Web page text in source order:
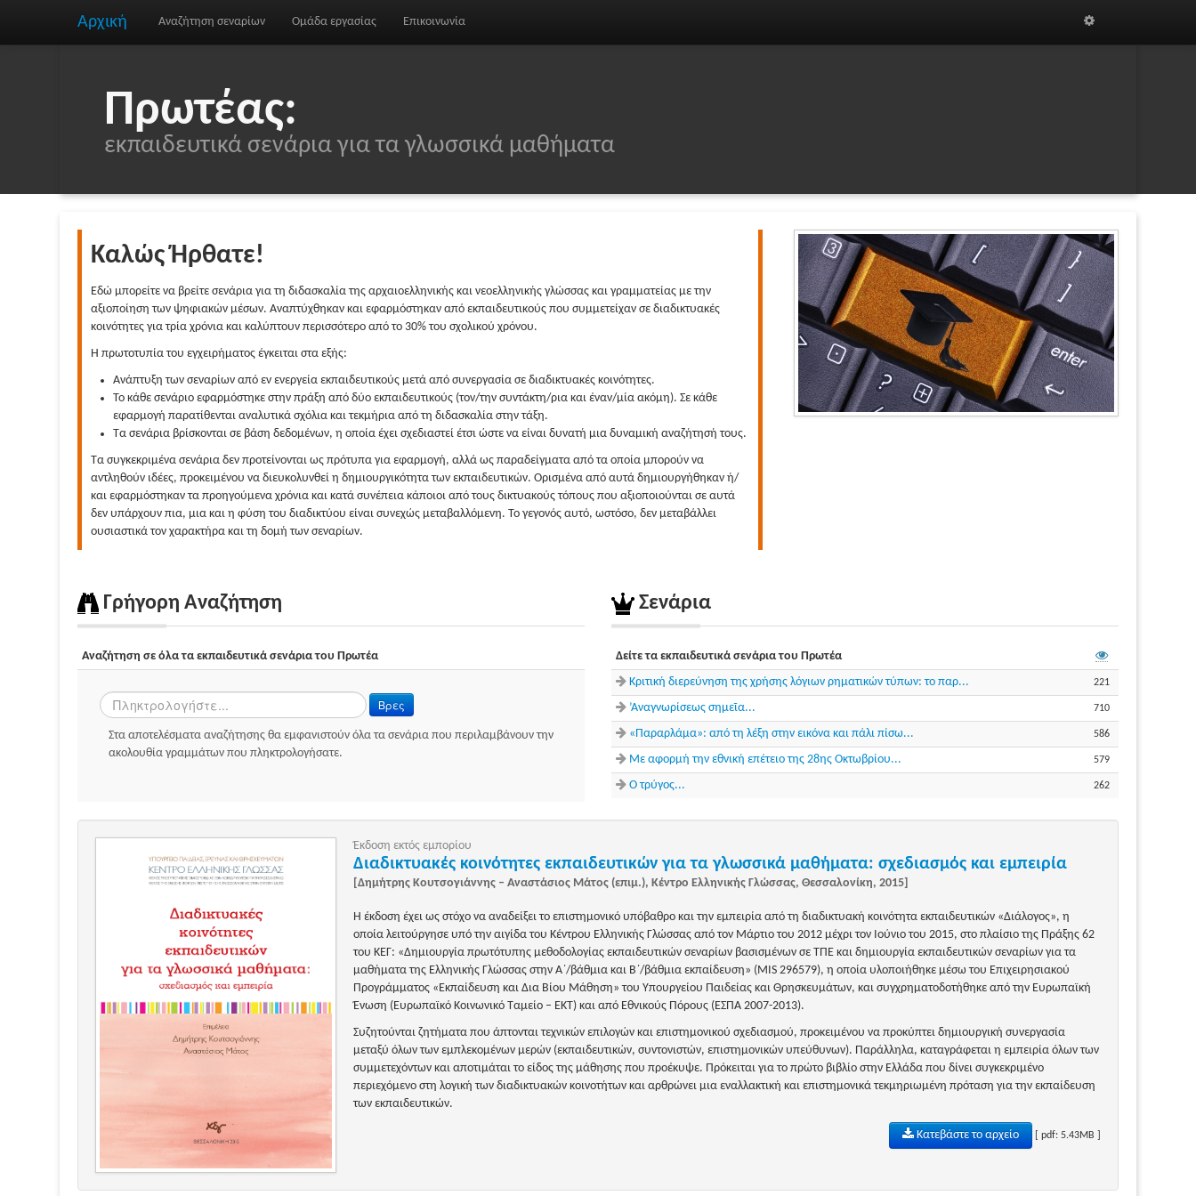
Αρχική Αναζήτηση σεναρίων Ομάδα εργασίας Επικοινωνία
Πρωτέας:
εκπαιδευτικά σενάρια για τα γλωσσικά μαθήματα
Καλώς Ήρθατε!
Εδώ μπορείτε να βρείτε σενάρια για τη διδασκαλία της αρχαιοελληνικής και νεοελληνικής γλώσσας και γραμματείας με την
αξιοποίηση των ψηφιακών μέσων. Αναπτύχθηκαν και εφαρμόστηκαν από εκπαιδευτικούς που συμμετείχαν σε διαδικτυακές
κοινότητες για τρία χρόνια και καλύπτουν περισσότερο από το 30% του σχολικού χρόνου.
Η πρωτοτυπία του εγχειρήματος έγκειται στα εξής:
Ανάπτυξη των σεναρίων από εν ενεργεία εκπαιδευτικούς μετά από συνεργασία σε διαδικτυακές κοινότητες.
Το κάθε σενάριο εφαρμόστηκε στην πράξη από δύο εκπαιδευτικούς (τον/την συντάκτη/ρια και έναν/μία ακόμη). Σε κάθε
εφαρμογή παρατίθενται αναλυτικά σχόλια και τεκμήρια από τη διδασκαλία στην τάξη.
Τα σενάρια βρίσκονται σε βάση δεδομένων, η οποία έχει σχεδιαστεί έτσι ώστε να είναι δυνατή μια δυναμική αναζήτησή τους.
Τα συγκεκριμένα σενάρια δεν προτείνονται ως πρότυπα για εφαρμογή, αλλά ως παραδείγματα από τα οποία μπορούν να
αντληθούν ιδέες, προκειμένου να διευκολυνθεί η δημιουργικότητα των εκπαιδευτικών. Ορισμένα από αυτά δημιουργήθηκαν ή/
και εφαρμόστηκαν τα προηγούμενα χρόνια και κατά συνέπεια κάποιοι από τους δικτυακούς τόπους που αξιοποιούνται σε αυτά
δεν υπάρχουν πια, μια και η φύση του διαδικτύου είναι συνεχώς μεταβαλλόμενη. Το γεγονός αυτό, ωστόσο, δεν μεταβάλλει
ουσιαστικά τον χαρακτήρα και τη δομή των σεναρίων.
Γρήγορη Αναζήτηση
Αναζήτηση σε όλα τα εκπαιδευτικά σενάρια του Πρωτέα
Βρες
Στα αποτελέσματα αναζήτησης θα εμφανιστούν όλα τα σενάρια που περιλαμβάνουν την
ακολουθία γραμμάτων που πληκτρολογήσατε.
Σενάρια
Δείτε τα εκπαιδευτικά σενάρια του Πρωτέα
Κριτική διερεύνηση της χρήσης λόγιων ρηματικών τύπων: το παρ...
221
’Αναγνωρίσεως σημεῖα... 710
«Παραρλάμα»: από τη λέξη στην εικόνα και πάλι πίσω... 586
Με αφορμή την εθνική επέτειο της 28ης Οκτωβρίου... 579
Ο τρύγος... 262
Έκδοση εκτός εμπορίου
Διαδικτυακές κοινότητες εκπαιδευτικών για τα γλωσσικά μαθήματα: σχεδιασμός και εμπειρία
[Δημήτρης Κουτσογιάννης – Αναστάσιος Μάτος (επιμ.), Κέντρο Ελληνικής Γλώσσας, Θεσσαλονίκη, 2015]
Η έκδοση έχει ως στόχο να αναδείξει το επιστημονικό υπόβαθρο και την εμπειρία από τη διαδικτυακή κοινότητα εκπαιδευτικών «Διάλογος», η
οποία λειτούργησε υπό την αιγίδα του Κέντρου Ελληνικής Γλώσσας από τον Μάρτιο του 2012 μέχρι τον Ιούνιο του 2015, στο πλαίσιο της Πράξης 62
του ΚΕΓ: «Δημιουργία πρωτότυπης μεθοδολογίας εκπαιδευτικών σεναρίων βασισμένων σε ΤΠΕ και δημιουργία εκπαιδευτικών σεναρίων για τα
μαθήματα της Ελληνικής Γλώσσας στην Α΄/βάθμια και Β΄/βάθμια εκπαίδευση» (MIS 296579), η οποία υλοποιήθηκε μέσω του Επιχειρησιακού
Προγράμματος «Εκπαίδευση και Δια Βίου Μάθηση» του Υπουργείου Παιδείας και Θρησκευμάτων, και συγχρηματοδοτήθηκε από την Ευρωπαϊκή
Ένωση (Ευρωπαϊκό Κοινωνικό Ταμείο – ΕΚΤ) και από Εθνικούς Πόρους (ΕΣΠΑ 2007-2013).
Συζητούνται ζητήματα που άπτονται τεχνικών επιλογών και επιστημονικού σχεδιασμού, προκειμένου να προκύπτει δημιουργική συνεργασία
μεταξύ όλων των εμπλεκομένων μερών (εκπαιδευτικών, συντονιστών, επιστημονικών υπεύθυνων). Παράλληλα, καταγράφεται η εμπειρία όλων των
συμμετεχόντων και αποτιμάται το είδος της μάθησης που προέκυψε. Πρόκειται για το πρώτο βιβλίο στην Ελλάδα που δίνει συγκεκριμένο
περιεχόμενο στη λογική των διαδικτυακών κοινοτήτων και αρθρώνει μια εναλλακτική και επιστημονικά τεκμηριωμένη πρόταση για την εκπαίδευση
των εκπαιδευτικών.
Κατεβάστε το αρχείο [ pdf: 5.43MB ]